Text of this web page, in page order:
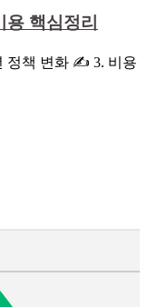
핵심정리
정책 변화 ✍ 3. 비용